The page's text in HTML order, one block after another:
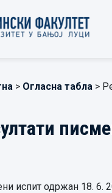
> Огласна табла >
испит одржан 18. 6.